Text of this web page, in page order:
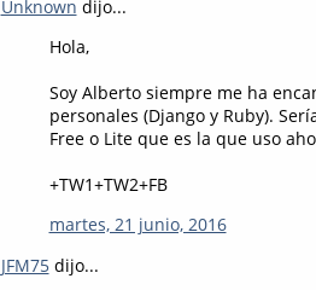
Unknown dijo...
Hola,
Soy Alberto siempre me ha
personales (Django y Ruby).
Free o Lite que es la que uso
+TW1+TW2+FB
martes, 21 junio, 2016
JFM75dijo...